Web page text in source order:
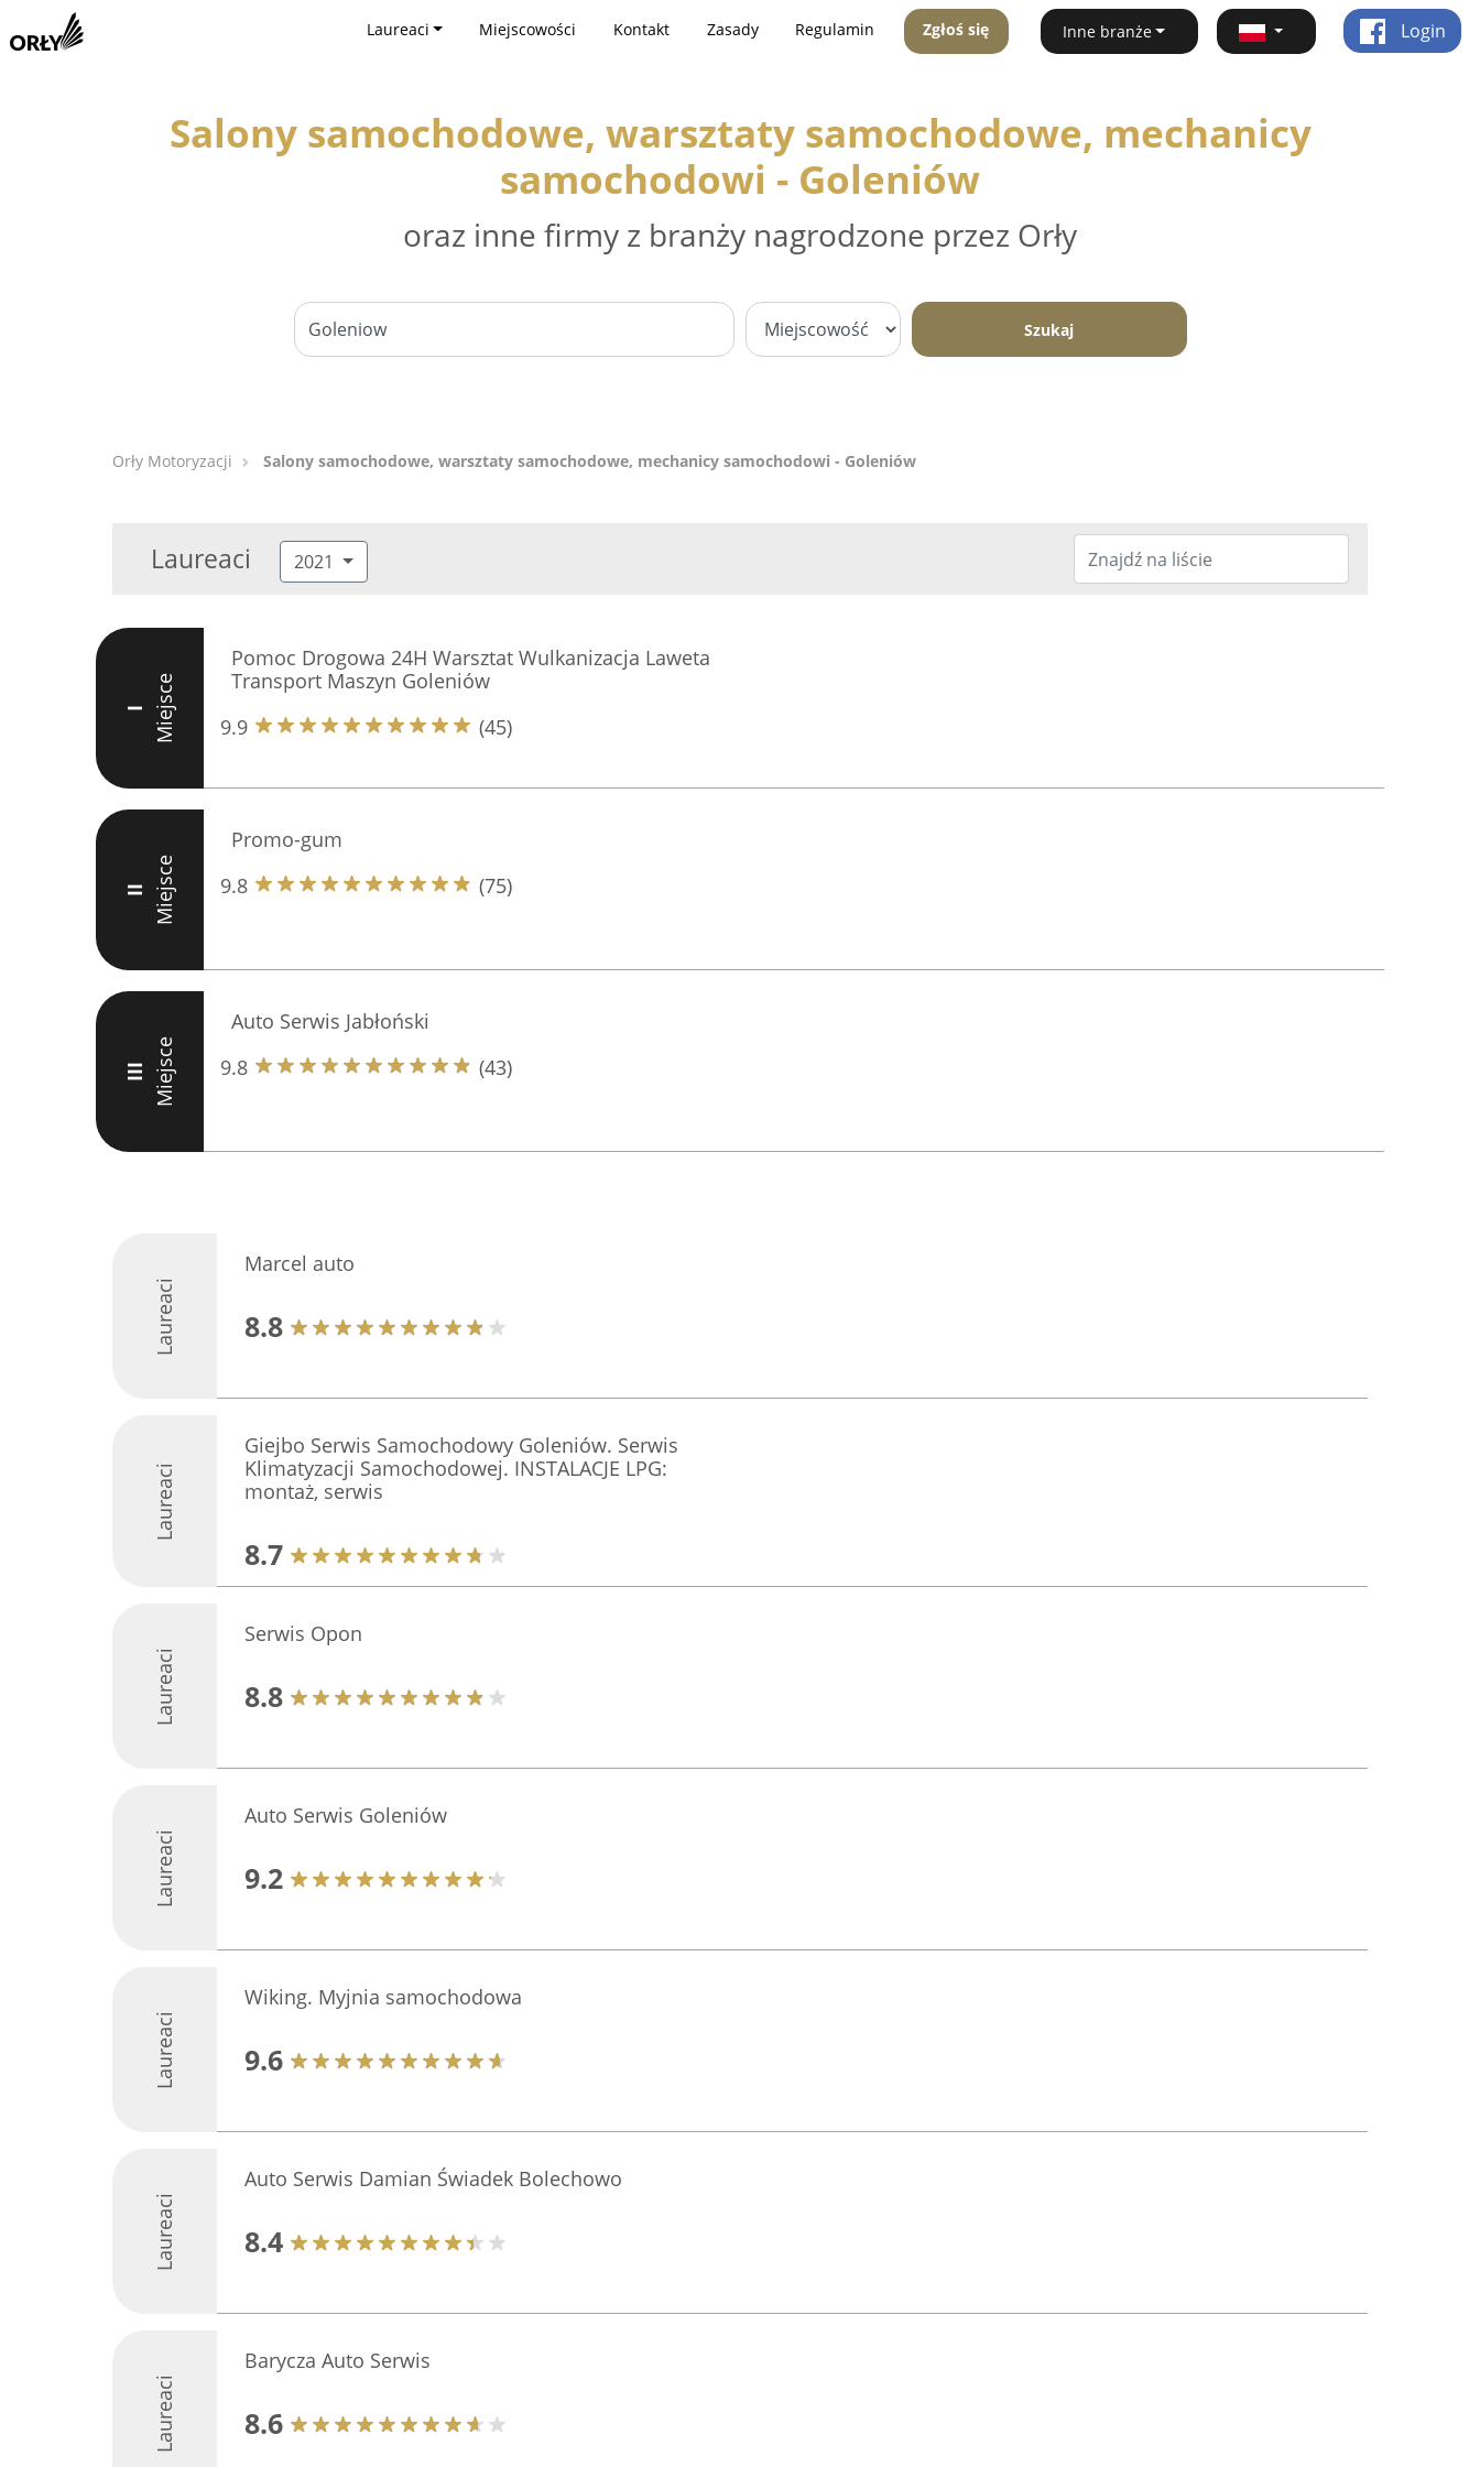
Laureaci Miejscowości Kontakt Zasady Regulamin Zgłoś się Inne branże Login
Salony samochodowe, warsztaty samochodowe, mechanicy
samochodowi - Goleniów
oraz inne firmy z branży nagrodzone przez Orły
Szukaj
Orły Motoryzacji Salony samochodowe, warsztaty samochodowe, mechanicy samochodowi - Goleniów
Laureaci 2021
I Miejsce
Pomoc Drogowa 24H Warsztat Wulkanizacja Laweta
Transport Maszyn Goleniów
9.9
(45)
II Miejsce
Promo-gum
9.8
(75)
III Miejsce
Auto Serwis Jabłoński
9.8
(43)
Laureaci
Marcel auto
8.8
Laureaci
Giejbo Serwis Samochodowy Goleniów. Serwis
Klimatyzacji Samochodowej. INSTALACJE LPG:
montaż, serwis
8.7
Laureaci
Serwis Opon
8.8
Laureaci
Auto Serwis Goleniów
9.2
Laureaci
Wiking. Myjnia samochodowa
9.6
Laureaci
Auto Serwis Damian Świadek Bolechowo
8.4
Laureaci
Barycza Auto Serwis
8.6